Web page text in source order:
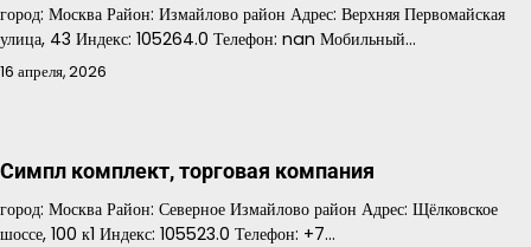
город: Москва Район: Измайлово район Адрес: Верхняя Первомайская
улица, 43 Индекс: 105264.0 Телефон: nan Мобильный…
16 апреля, 2026
Симпл комплект, торговая компания
город: Москва Район: Северное Измайлово район Адрес: Щёлковское
шоссе, 100 к1 Индекс: 105523.0 Телефон: +7…